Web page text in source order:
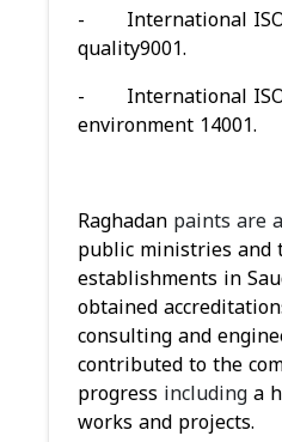
- International ISO
quality9001.
- International ISO
environment 14001.
Raghadanpaints are
public ministries and
establishments in
obtained
consulting and
contributed to the
progress includinga
works and projects.